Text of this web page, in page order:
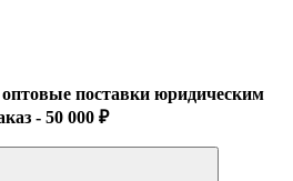
поставки юридическим
- 50 000 ₽